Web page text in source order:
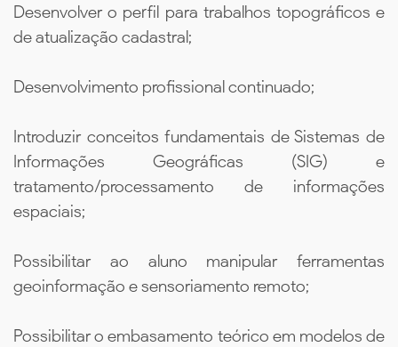
Desenvolver o perfil para trabalhos topográficos e
de atualização cadastral;
Desenvolvimento profissional continuado;
Introduzir conceitos fundamentais de Sistemas de
Informações Geográficas (SIG) e
tratamento/processamento de informações
espaciais;
Possibilitar ao aluno manipular ferramentas
geoinformação e sensoriamento remoto;
Possibilitar o embasamento teórico em modelos de